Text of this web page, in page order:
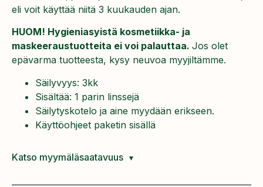
eli voit käyttää niitä 3 kuukauden ajan.
HUOM! Hygieniasyistä kosmetiikka- ja
maskeeraustuotteita ei voi palauttaa. Jos olet
epävarma tuotteesta, kysy neuvoa myyjiltämme.
Säilyvyys: 3kk
Sisältää: 1 parin linssejä
Säilytyskotelo ja aine myydään erikseen.
Käyttöohjeet paketin sisällä
Katso myymäläsaatavuus